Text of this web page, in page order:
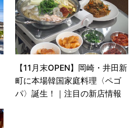
【11月末OPEN】岡崎・井田新
町に本場韓国家庭料理〈ペゴ
パ〉誕生！｜注目の新店情報